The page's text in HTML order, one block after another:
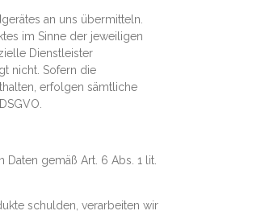
an uns übermitteln.
im Sinne der jeweiligen
Dienstleister
nicht. Sofern die
erfolgen sämtliche
gemäß Art. 6 Abs. 1 lit.
schulden, verarbeiten wir